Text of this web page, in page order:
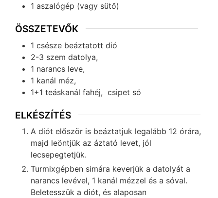
1 aszalógép (vagy sütő)
ÖSSZETEVŐK
1 csésze beáztatott dió
2-3 szem datolya,
1 narancs leve,
1 kanál méz,
1+1 teáskanál fahéj, csipet só
ELKÉSZÍTÉS
A diót először is beáztatjuk legalább 12 órára,
majd leöntjük az áztató levet, jól
lecsepegtetjük.
Turmixgépben simára keverjük a datolyát a
narancs levével, 1 kanál mézzel és a sóval.
Beletesszük a diót, és alaposan